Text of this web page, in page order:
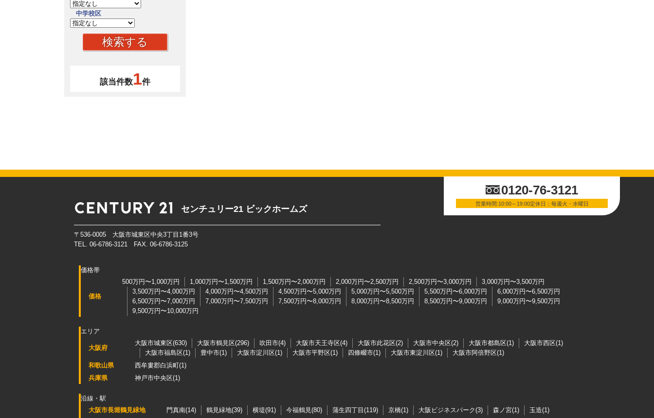
中学校区
該当件数1件
センチュリー21 ビックホームズ
〒536-0005 大阪市城東区中央3丁目1番3号
TEL. 06-6786-3121 FAX. 06-6786-3125
0120-76-3121
営業時間:10:00～19:00定休日：毎週火・水曜日
価格帯
価格
500万円〜1,000万円 1,000万円〜1,500万円 1,500万円〜2,000万円 2,000万円〜2,500万円 2,500万円〜3,000万円
3,000万円〜3,500万円
3,500万円〜4,000万円
4,000万円〜4,500万円 4,500万円〜5,000万円 5,000万円〜5,500万円 5,500万円〜6,000万円
6,000万円〜6,500万円
6,500万円〜7,000万円
7,000万円〜7,500万円 7,500万円〜8,000万円 8,000万円〜8,500万円 8,500万円〜9,000万円
9,000万円〜9,500万円
9,500万円〜10,000万円
エリア
大阪府
大阪市城東区(630) 大阪市鶴見区(296) 吹田市(4) 大阪市天王寺区(4) 大阪市此花区(2) 大阪市中央区(2) 大阪市都島区(1)
大阪市西区(1)
大阪市福島区(1)
豊中市(1) 大阪市淀川区(1) 大阪市平野区(1) 四條畷市(1) 大阪市東淀川区(1)
大阪市阿倍野区(1)
和歌山県
西牟婁郡白浜町(1)
兵庫県
神戸市中央区(1)
沿線・駅
大阪市長堀鶴見緑地
門真南(14) 鶴見緑地(39) 横堤(91) 今福鶴見(80) 蒲生四丁目(119) 京橋(1) 大阪ビジネスパーク(3) 森ノ宮(1)
玉造(1)